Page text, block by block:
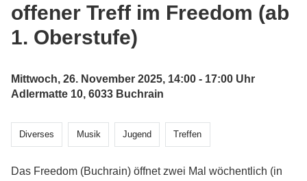
offener Treff im Freedom (ab
1. Oberstufe)
Mittwoch, 26. November 2025, 14:00 - 17:00 Uhr
Adlermatte 10, 6033 Buchrain
Diverses Musik Jugend Treffen
Das Freedom (Buchrain) öffnet zwei Mal wöchentlich (in